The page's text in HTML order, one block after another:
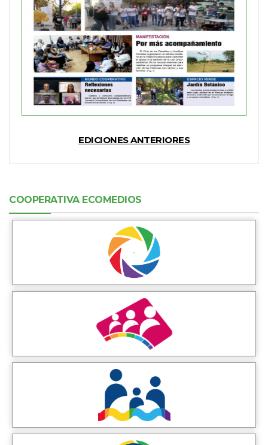
EDICIONES ANTERIORES
COOPERATIVA ECOMEDIOS